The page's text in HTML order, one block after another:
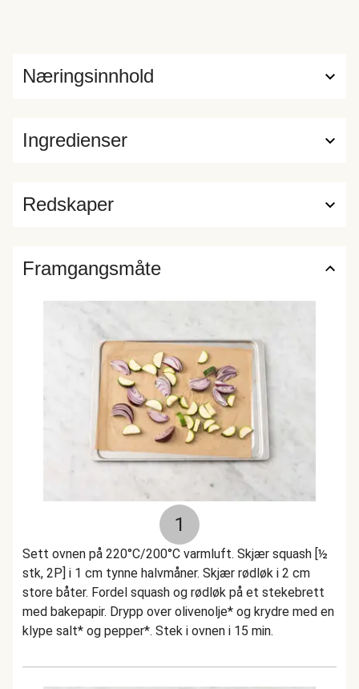
Ingredienser
Næringsinnhold
Redskaper
Framgangsmåte
1
Sett ovnen på 220°C/200°C varmluft. Skjær squash [½
stk, 2P] i 1 cm tynne halvmåner. Skjær rødløk i 2 cm
store båter. Fordel squash og rødløk på et stekebrett
med bakepapir. Drypp over olivenolje* og krydre med en
klype salt* og pepper*. Stek i ovnen i 15 min.